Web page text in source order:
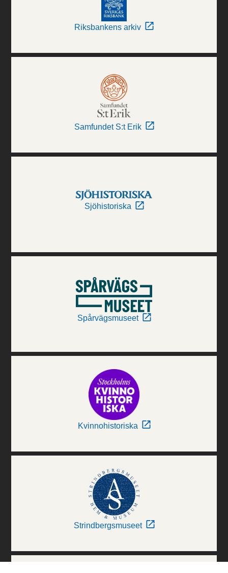
Riksbankens arkiv
Samfundet S:t Erik
Sjöhistoriska
Spårvägsmuseet
Kvinnohistoriska
Strindbergsmuseet